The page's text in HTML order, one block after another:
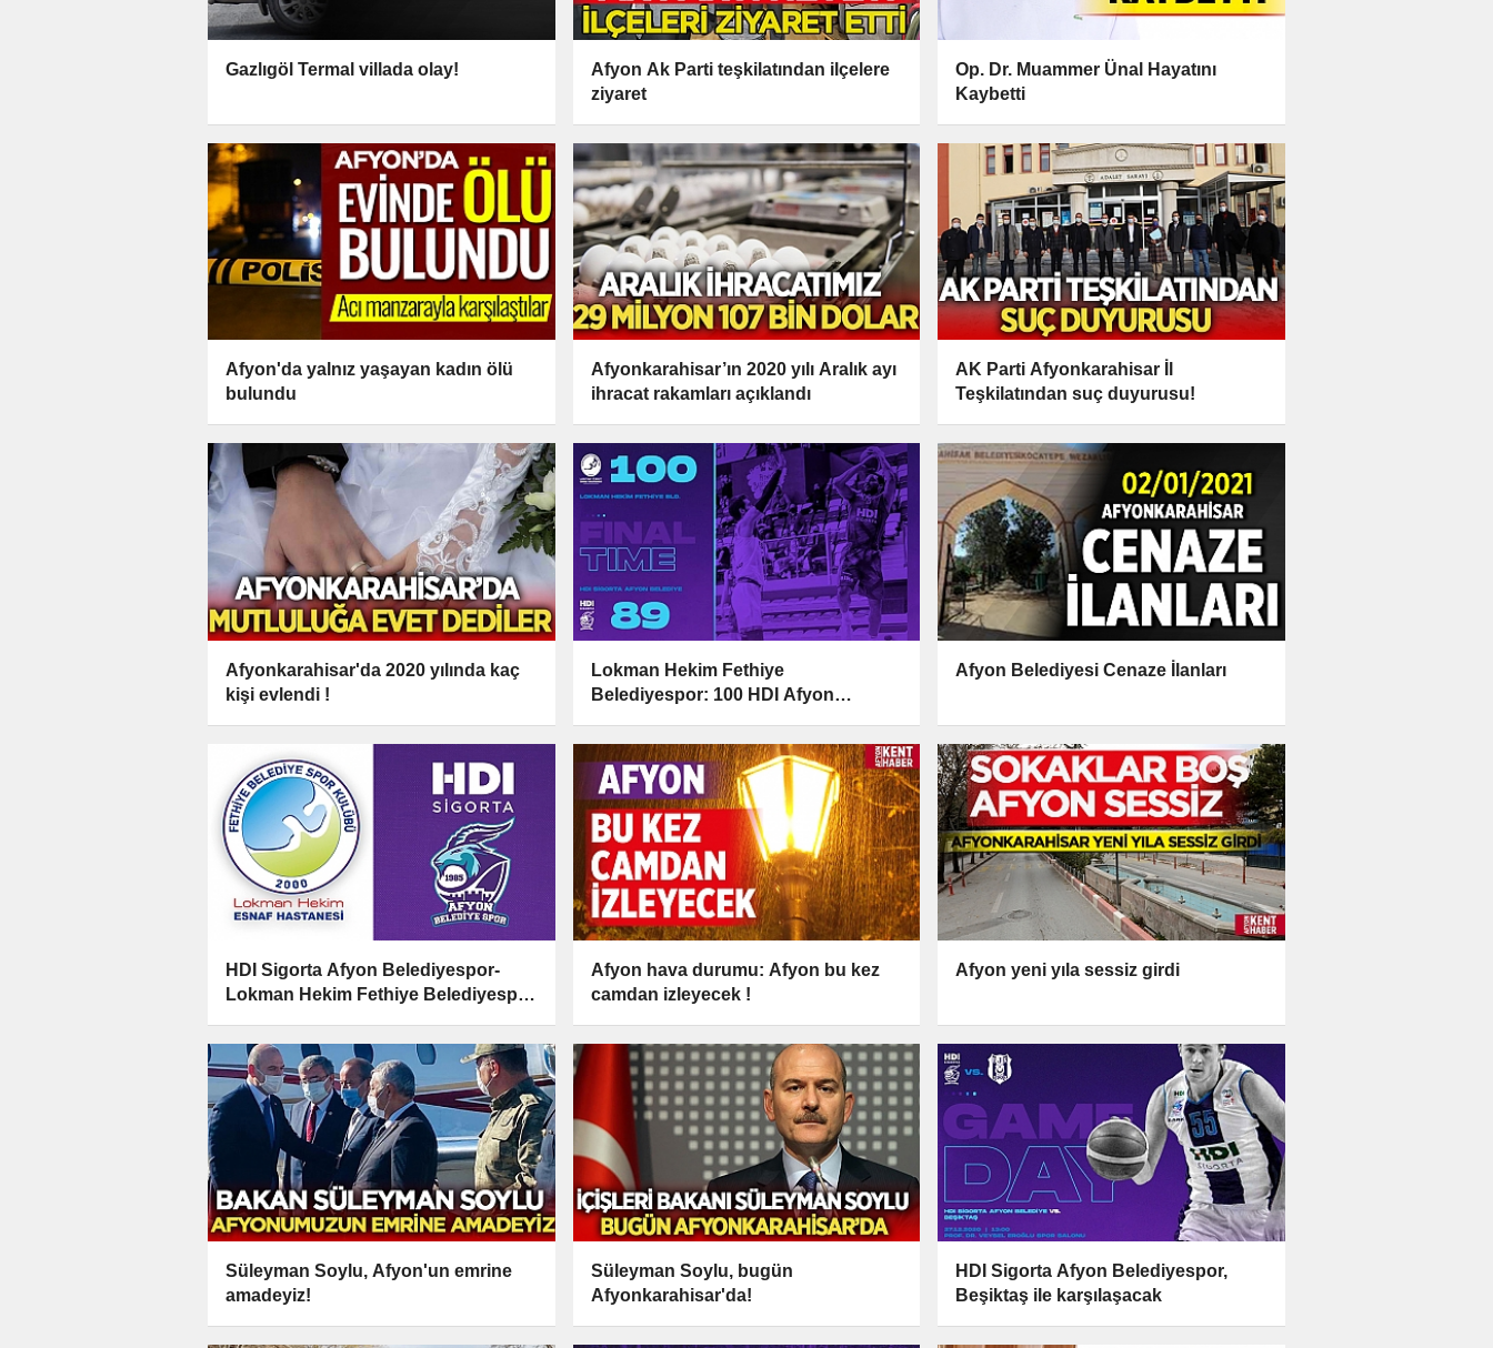
Gazlıgöl Termal villada olay!
Afyon Ak Parti teşkilatından ilçelere
ziyaret
Op. Dr. Muammer Ünal Hayatını
Kaybetti
Afyon'da yalnız yaşayan kadın ölü
bulundu
Afyonkarahisar’ın 2020 yılı Aralık ayı
ihracat rakamları açıklandı
AK Parti Afyonkarahisar İl
Teşkilatından suç duyurusu!
Afyonkarahisar'da 2020 yılında kaç
kişi evlendi !
Lokman Hekim Fethiye
Belediyespor: 100 HDI Afyon
Afyon Belediyesi Cenaze İlanları
HDI Sigorta Afyon Belediyespor-
Lokman Hekim Fethiye Belediyespor
Afyon hava durumu: Afyon bu kez
camdan izleyecek !
Afyon yeni yıla sessiz girdi
Süleyman Soylu, Afyon'un emrine
amadeyiz!
Süleyman Soylu, bugün
Afyonkarahisar'da!
HDI Sigorta Afyon Belediyespor,
Beşiktaş ile karşılaşacak